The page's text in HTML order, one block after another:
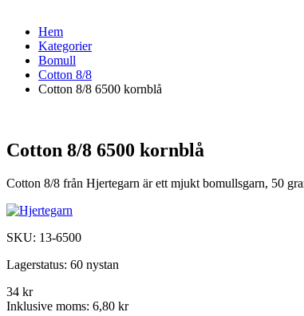
Hem
Kategorier
Bomull
Cotton 8/8
Cotton 8/8 6500 kornblå
Cotton 8/8 6500 kornblå
Cotton 8/8 från Hjertegarn är ett mjukt bomullsgarn, 50
SKU: 13-6500
Lagerstatus: 60 nystan
34 kr
Inklusive moms: 6,80 kr